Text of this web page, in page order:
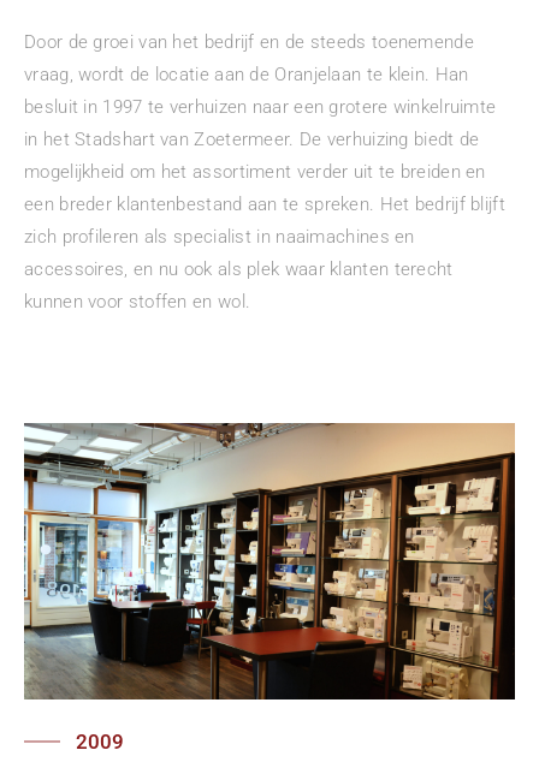
Door de groei van het bedrijf en de steeds toenemende
vraag, wordt de locatie aan de Oranjelaan te klein. Han
besluit in 1997 te verhuizen naar een grotere winkelruimte
in het Stadshart van Zoetermeer. De verhuizing biedt de
mogelijkheid om het assortiment verder uit te breiden en
een breder klantenbestand aan te spreken. Het bedrijf blijft
zich profileren als specialist in naaimachines en
accessoires, en nu ook als plek waar klanten terecht
kunnen voor stoffen en wol.
2009